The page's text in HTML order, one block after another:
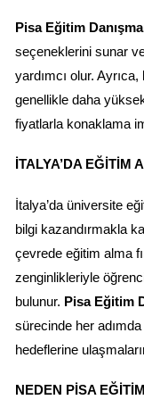
Pisa Eğitim
seçeneklerini sunar
yardımcı olur.
genellikle daha
fiyatlarla konaklama
İTALYA’DA EĞITIM
İtalya’da üniversite
bilgi kazandırmakla
çevrede eğitim alma
zenginlikleriyle
bulunur. Pisa Eğitim
sürecinde her
hedeflerine
NEDEN PISA